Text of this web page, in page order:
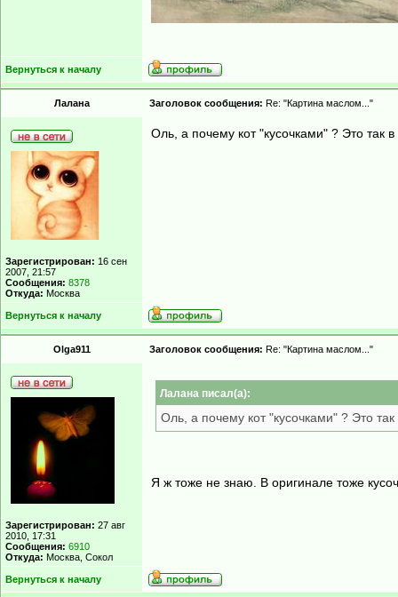
Вернуться к началу
Лалана Заголовок сообщения: Re: "Картина маслом..."
Зарегистрирован: 16 сен
2007, 21:57
Сообщения: 8378
Откуда: Москва
Оль, а почему кот "кусочками" ? Это так
Вернуться к началу
Olga911 Заголовок сообщения: Re: "Картина маслом..."
Зарегистрирован: 27 авг
2010, 17:31
Сообщения: 6910
Откуда: Москва, Сокол
Лалана писал(а):
Оль, а почему кот "кусочками" ? Это
Я ж тоже не знаю. В оригинале тоже
Вернуться к началу